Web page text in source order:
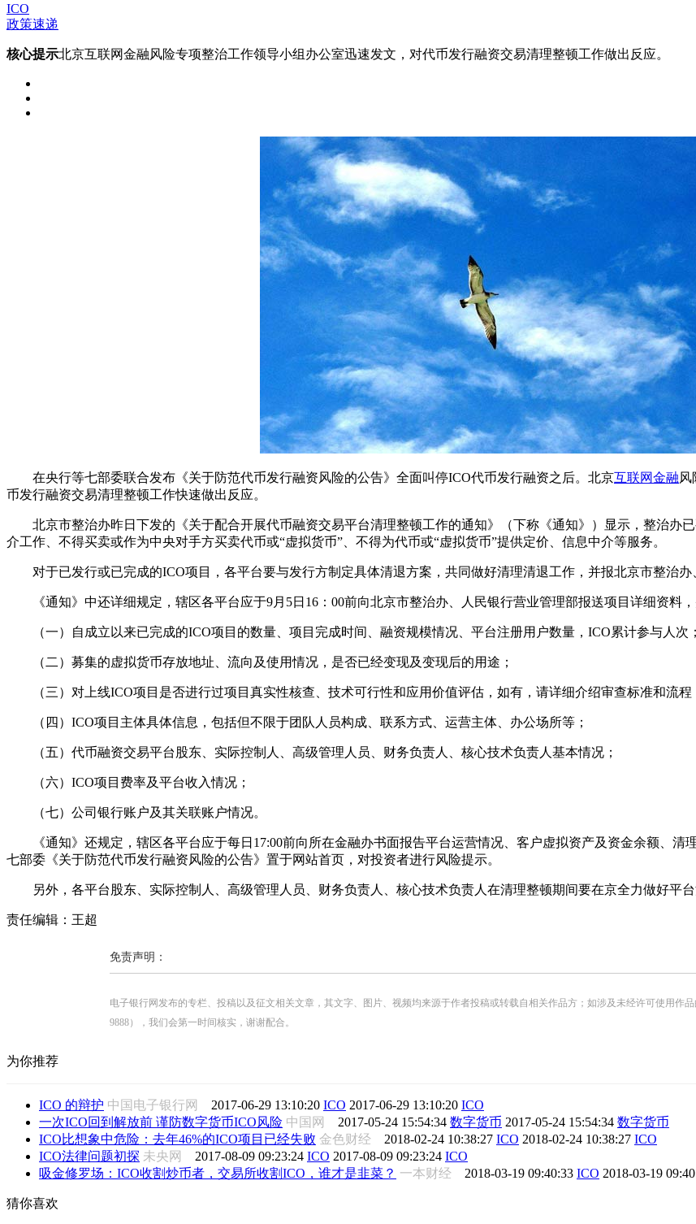
ICO
政策速递
核心提示北京互联网金融风险专项整治工作领导小组办公室迅速发文，对代币发行融资交易清理整顿工作做出反应。
在央行等七部委联合发布《关于防范代币发行融资风险的公告》全面叫停ICO代币发行融资之后。北京互联网金融风
币发行融资交易清理整顿工作快速做出反应。
北京市整治办昨日下发的《关于配合开展代币融资交易平台清理整顿工作的通知》（下称《通知》）显示，整治办
介工作、不得买卖或作为中央对手方买卖代币或“虚拟货币”、不得为代币或“虚拟货币”提供定价、信息中介等服务。
对于已发行或已完成的ICO项目，各平台要与发行方制定具体清退方案，共同做好清理清退工作，并报北京市整治办
《通知》中还详细规定，辖区各平台应于9月5日16：00前向北京市整治办、人民银行营业管理部报送项目详细资料，
（一）自成立以来已完成的ICO项目的数量、项目完成时间、融资规模情况、平台注册用户数量，ICO累计参与人次；
（二）募集的虚拟货币存放地址、流向及使用情况，是否已经变现及变现后的用途；
（三）对上线ICO项目是否进行过项目真实性核查、技术可行性和应用价值评估，如有，请详细介绍审查标准和流程
（四）ICO项目主体具体信息，包括但不限于团队人员构成、联系方式、运营主体、办公场所等；
（五）代币融资交易平台股东、实际控制人、高级管理人员、财务负责人、核心技术负责人基本情况；
（六）ICO项目费率及平台收入情况；
（七）公司银行账户及其关联账户情况。
《通知》还规定，辖区各平台应于每日17:00前向所在金融办书面报告平台运营情况、客户虚拟资产及资金余额、清
七部委《关于防范代币发行融资风险的公告》置于网站首页，对投资者进行风险提示。
另外，各平台股东、实际控制人、高级管理人员、财务负责人、核心技术负责人在清理整顿期间要在京全力做好平台
责任编辑：王超
免责声明：
电子银行网发布的专栏、投稿以及征文相关文章，其文字、图片、视频均来源于作者投稿或转载自相关作品方；如涉及未经许可使用作品
9888），我们会第一时间核实，谢谢配合。
为你推荐
ICO 的辩护 中国电子银行网 2017-06-29 13:10:20 ICO 2017-06-29 13:10:20 ICO
一次ICO回到解放前 谨防数字货币ICO风险 中国网 2017-05-24 15:54:34 数字货币 2017-05-24 15:54:34 数字货币
ICO比想象中危险：去年46%的ICO项目已经失败 金色财经 2018-02-24 10:38:27 ICO 2018-02-24 10:38:27 ICO
ICO法律问题初探 未央网 2017-08-09 09:23:24 ICO 2017-08-09 09:23:24 ICO
吸金修罗场：ICO收割炒币者，交易所收割ICO，谁才是韭菜？ 一本财经 2018-03-19 09:40:33 ICO 2018-03-19
猜你喜欢